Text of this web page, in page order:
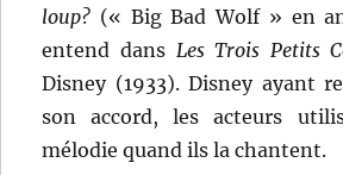
loup? (« Big Bad Wolf » en
entend dans Les Trois Petits
Disney (1933). Disney ayant
son accord, les acteurs
mélodie quand ils la chantent.